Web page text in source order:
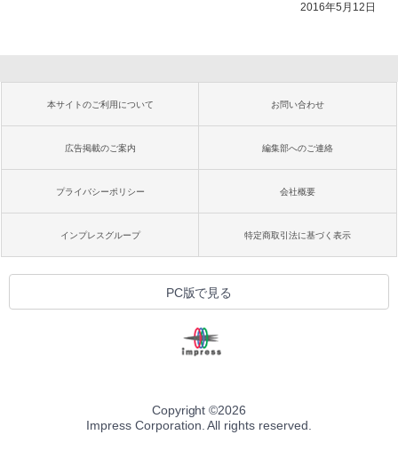
2016年5月12日
本サイトのご利用について お問い合わせ
広告掲載のご案内 編集部へのご連絡
プライバシーポリシー 会社概要
インプレスグループ 特定商取引法に基づく表示
PC版で見る
Copyright ©2026
Impress Corporation. All rights reserved.